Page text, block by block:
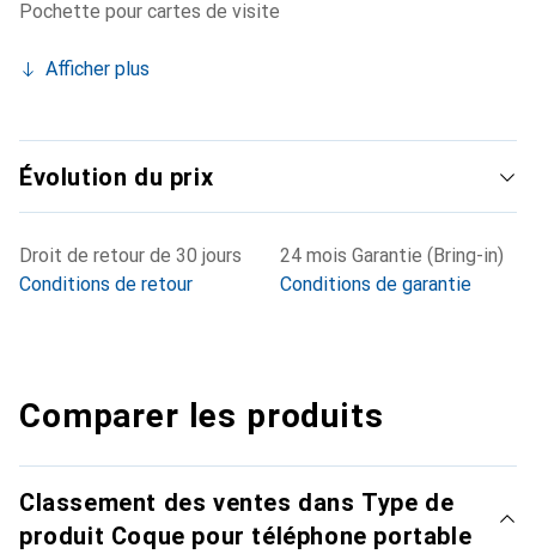
Pochette pour cartes de visite
Afficher plus
Évolution du prix
Droit de retour de 30 jours
Conditions de retour
24 mois Garantie (Bring-in)
Conditions de garantie
Comparer les produits
Classement des ventes dans Type de
produit Coque pour téléphone portable